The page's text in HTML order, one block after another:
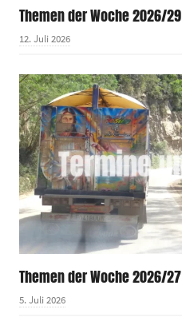
Themen der Woche 2026/29
12. Juli 2026
Themen der Woche 2026/27
5. Juli 2026